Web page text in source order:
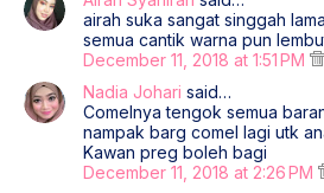
airah suka sangat singgah
semua cantik warna pun
December 11, 2018 at 1:51 PM
Nadia Johari said…
Comelnya tengok semua
nampak barg comel lagi utk
Kawan preg boleh bagi
December 11, 2018 at 2:26 PM